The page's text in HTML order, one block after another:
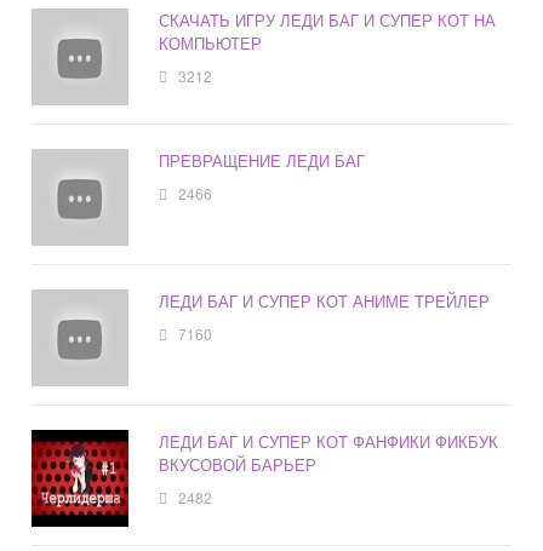
СКАЧАТЬ ИГРУ ЛЕДИ БАГ И СУПЕР КОТ НА
КОМПЬЮТЕР
3212
ПРЕВРАЩЕНИЕ ЛЕДИ БАГ
2466
ЛЕДИ БАГ И СУПЕР КОТ АНИМЕ ТРЕЙЛЕР
7160
ЛЕДИ БАГ И СУПЕР КОТ ФАНФИКИ ФИКБУК
ВКУСОВОЙ БАРЬЕР
2482